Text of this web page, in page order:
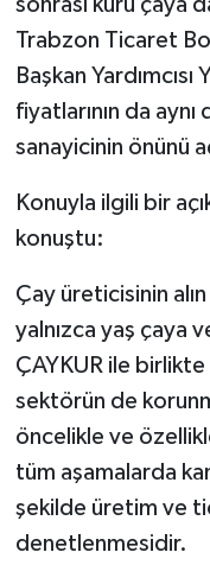
sonrası kuru çaya
Trabzon Ticaret
Başkan
fiyatlarının da aynı
sanayicinin önünü
Konuyla ilgili bir
konuştu:
Çay üreticisinin alın
yalnızca yaş çaya
ÇAYKUR ile
sektörün de
öncelikle ve
tüm aşamalarda
şekilde üretim ve
denetlenmesidir.